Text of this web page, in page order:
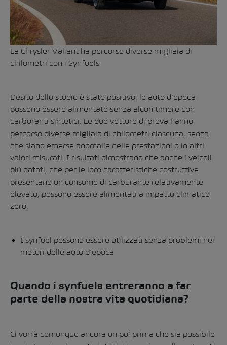
La Chrysler Valiant ha percorso diverse migliaia di
chilometri con i Synfuels
L’esito dello studio è stato positivo: le auto d’epoca
possono essere alimentate senza alcun timore con
carburanti sintetici. Le due vetture di prova hanno
percorso diverse migliaia di chilometri ciascuna, senza
che siano emerse anomalie nelle prestazioni o in altri
valori misurati. I risultati dimostrano che anche i veicoli
più datati, che per le loro caratteristiche costruttive
presentano un consumo di carburante relativamente
elevato, possono essere alimentati a impatto climatico
zero.
I synfuel possono essere utilizzati senza problemi nei
motori delle auto d’epoca
Quando i synfuels entreranno a far
parte della nostra vita quotidiana?
Ci vorrà comunque ancora un po’ prima che sia possibile